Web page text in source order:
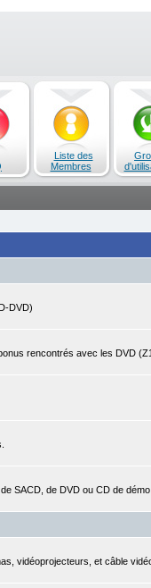
Liste des
Membres
DVD)
rencontrés avec les DVD
SACD, de DVD ou CD de
vidéoprojecteurs, et câble